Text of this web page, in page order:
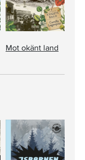
Mot okänt land